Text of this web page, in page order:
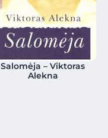
Salomėja – Viktoras
Alekna